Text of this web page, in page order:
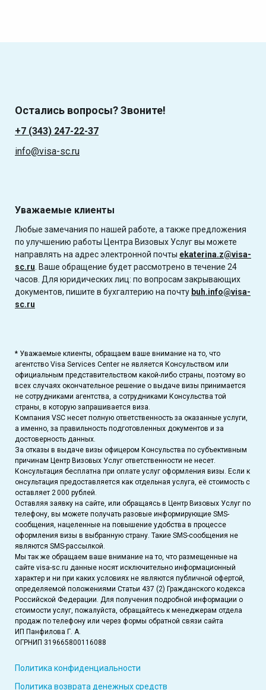
Остались вопросы? Звоните!
+7 (343) 247-22-37
info@visa-sc.ru
Уважаемые клиенты
Любые замечания по нашей работе, а также предложения
по улучшению работы Центра Визовых Услуг вы можете
направлять на адрес электронной почты ekaterina.z@visa-
sc.ru. Ваше обращение будет рассмотрено в течение 24
часов. Для юридических лиц: по вопросам закрывающих
документов, пишите в бухгалтерию на почту buh.info@visa-
sc.ru
* Уважаемые клиенты, обращаем ваше внимание на то, что
агентство Visa Services Center не является Консульством или
официальным представительством какой-либо страны, поэтому во
всех случаях окончательное решение о выдаче визы принимается
не сотрудниками агентства, а сотрудниками Консульства той
страны, в которую запрашивается виза.
Компания VSC несет полную ответственность за оказанные услуги,
а именно, за правильность подготовленных документов и за
достоверность данных.
За отказы в выдаче визы офицером Консульства по субъективным
причинам Центр Визовых Услуг ответственности не несет.
Консультация бесплатна при оплате услуг оформления визы. Если к
онсультация предоставляется как отдельная услуга, её стоимость с
оставляет 2 000 рублей.
Оставляя заявку на сайте, или обращаясь в Центр Визовых Услуг по
телефону, вы можете получать разовые информирующие SMS-
сообщения, нацеленные на повышение удобства в процессе
оформления визы в выбранную страну. Такие SMS-сообщения не
являются SMS-рассылкой.
Мы так же обращаем ваше внимание на то, что размещенные на
сайте visa-sc.ru данные носят исключительно информационный
характер и ни при каких условиях не являются публичной офертой,
определяемой положениями Статьи 437 (2) Гражданского кодекса
Российской Федерации. Для получения подробной информации о
стоимости услуг, пожалуйста, обращайтесь к менеджерам отдела
продаж по телефону или через формы обратной связи сайта
ИП Панфилова Г. А.
ОГРНИП 319665800116088
Политика конфиденциальности
Политика возврата денежных средств